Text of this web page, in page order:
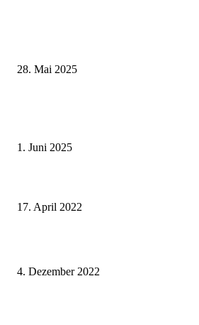
28. Mai 2025
1. Juni 2025
17. April 2022
4. Dezember 2022